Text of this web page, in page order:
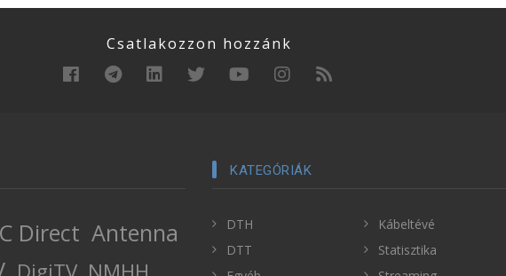
Csatlakozzon hozzánk
Direct Antenna
KATEGÓRIÁK
DTH
DTT
Kábeltévé
Statisztika